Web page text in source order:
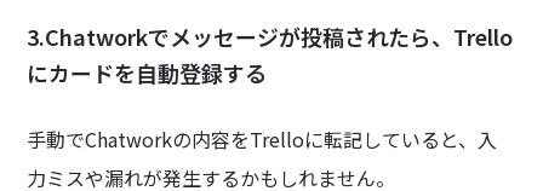
3.Chatworkでメッセージが投稿されたら、Trello
にカードを自動登録する
手動でChatworkの内容をTrelloに転記していると、入
力ミスや漏れが発生するかもしれません。